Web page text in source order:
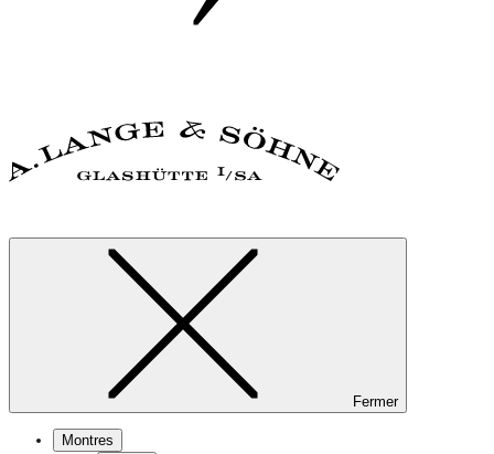
Fermer
Montres